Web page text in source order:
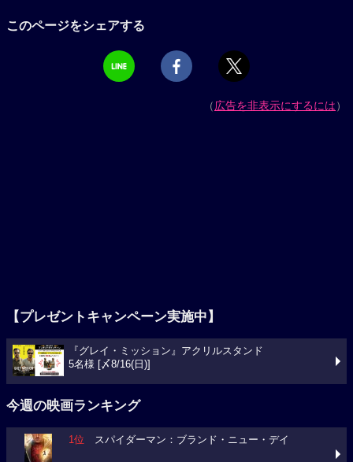
このページをシェアする
（広告を非表示にするには）
【プレゼントキャンペーン実施中】
『グレイ・ミッション』アクリルスタンド
5名様 [〆8/16(日)]
今週の映画ランキング
1位 スパイダーマン：ブランド・ニュー・デイ